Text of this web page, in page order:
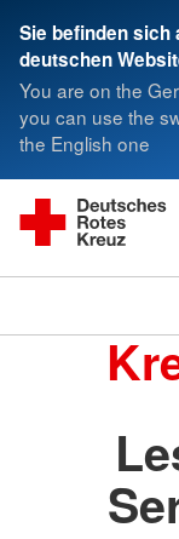
Sie befinden sich
deutschen
You are on the
you can use the
the English one